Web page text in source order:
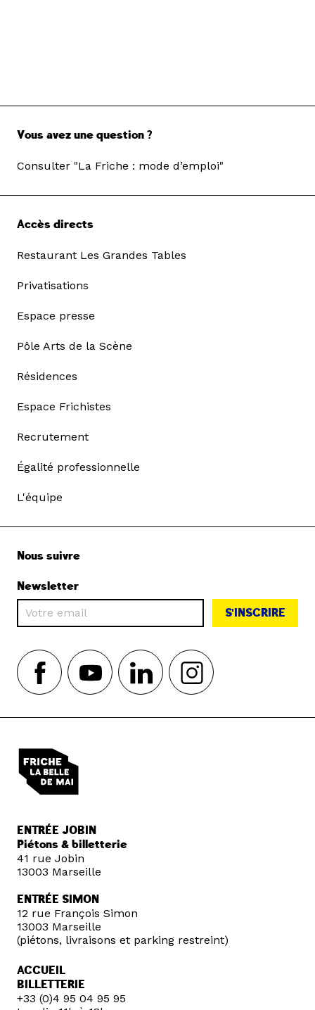
Vous avez une question ?
Consulter "La Friche : mode d’emploi"
Accès directs
Restaurant Les Grandes Tables
Privatisations
Espace presse
Pôle Arts de la Scène
Résidences
Espace Frichistes
Recrutement
Égalité professionnelle
L'équipe
Nous suivre
Newsletter
S'INSCRIRE
ENTRÉE JOBIN
Piétons & billetterie
41 rue Jobin
13003 Marseille
ENTRÉE SIMON
12 rue François Simon
13003 Marseille
(piétons, livraisons et parking restreint)
ACCUEIL
BILLETTERIE
+33 (0)4 95 04 95 95